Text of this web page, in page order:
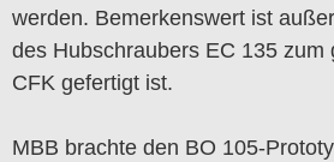
werden. Bemerkenswert ist
des Hubschraubers EC 135 zum
CFK gefertigt ist.
MBB brachte den BO 105-